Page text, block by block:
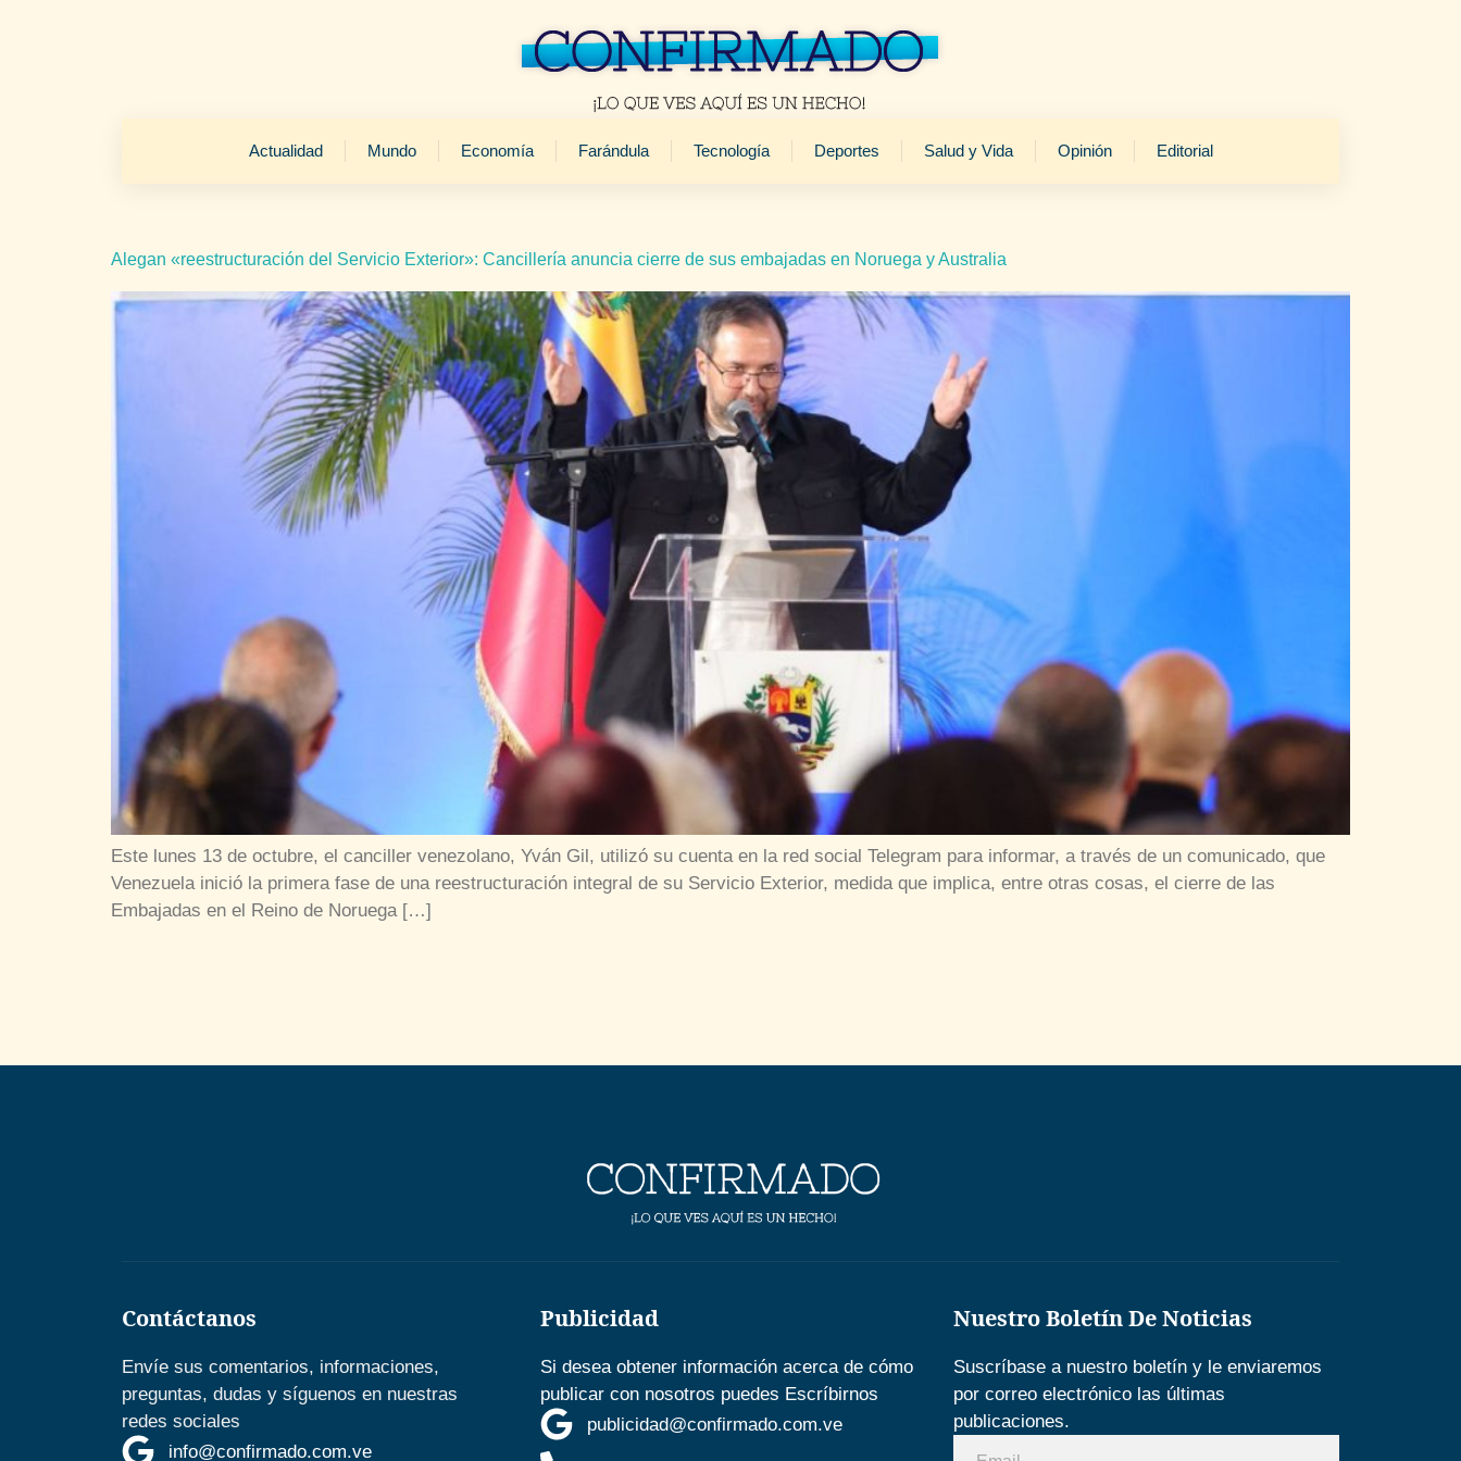
Actualidad Mundo Economía Farándula Tecnología Deportes Salud y Vida Opinión Editorial
Alegan «reestructuración del Servicio Exterior»: Cancillería anuncia cierre de sus embajadas en Noruega y Australia
Este lunes 13 de octubre, el canciller venezolano, Yván Gil, utilizó su cuenta en la red social Telegram para informar, a través de un comunicado, que
Venezuela inició la primera fase de una reestructuración integral de su Servicio Exterior, medida que implica, entre otras cosas, el cierre de las
Embajadas en el Reino de Noruega […]
Contáctanos
Envíe sus comentarios, informaciones,
preguntas, dudas y síguenos en nuestras
redes sociales
info@confirmado.com.ve
Publicidad
Si desea obtener información acerca de cómo
publicar con nosotros puedes Escríbirnos
publicidad@confirmado.com.ve
Nuestro Boletín De Noticias
Suscríbase a nuestro boletín y le enviaremos
por correo electrónico las últimas
publicaciones.